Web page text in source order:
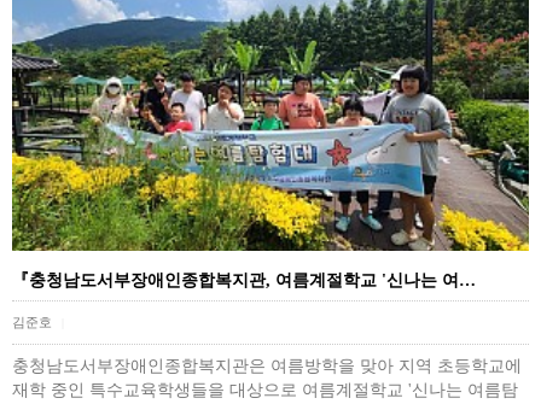
『충청남도서부장애인종합복지관, 여름계절학교 '신나는 여…
김준호
충청남도서부장애인종합복지관은 여름방학을 맞아 지역 초등학교에
재학 중인 특수교육학생들을 대상으로 여름계절학교 '신나는 여름탐